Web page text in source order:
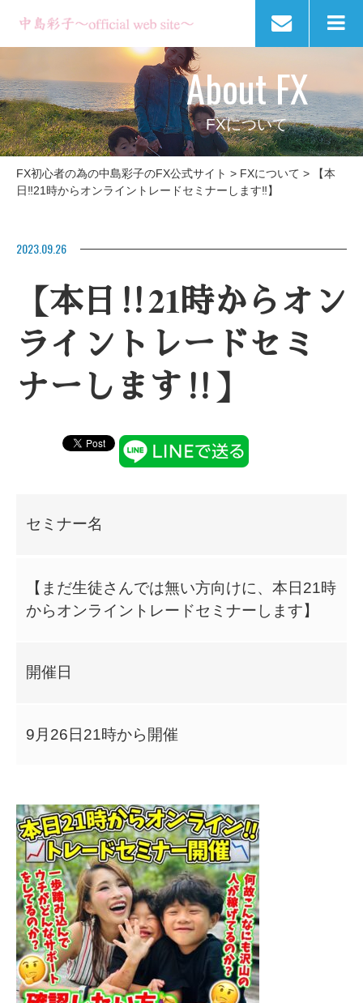
About FX
FXについて
FX初心者の為の中島彩子のFX公式サイト > FXについて >
【本
日‼️21時からオンライントレードセミナーします‼️】
2023.09.26
【本日‼️21時からオン
ライントレードセミ
ナーします‼️】
セミナー名
【まだ生徒さんでは無い方向けに、本日21時
からオンライントレードセミナーします】
開催日
9月26日21時から開催